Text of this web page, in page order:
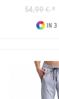
54,99 € *
IN 3